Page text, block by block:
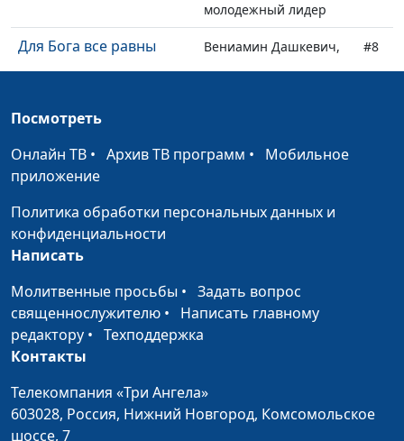
молодежный лидер
Для Бога все равны
Вениамин Дашкевич,
священнослужитель,
#8
Кто такие бесы?
священнослужитель,
Царство Небесное
Вениамин Дашкевич,
Развод в Библии
Вениамин Дашкевич,
священнослужитель,
«Меня ненавидели и
вас будут ненавидеть...»
священнослужитель,
молодежный лидер
Посмотреть
Онлайн ТВ • Архив ТВ программ • Мобильное
приложение
Политика обработки персональных данных и
конфиденциальности
Написать
Молитвенные просьбы • Задать вопрос
священнослужителю • Написать главному
редактору • Техподдержка
Контакты
Телекомпания «Три Ангела»
603028, Россия, Нижний Новгород, Комсомольское
шоссе, 7